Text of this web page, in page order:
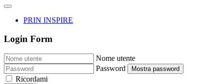
PRIN INSPIRE
Login Form
Nome utente
Password
Mostra password
Ricordami